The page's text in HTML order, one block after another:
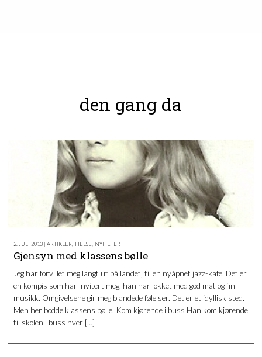
den gang da
2. JULI 2013 | ARTIKLER HELSE NYHETER
Gjensyn med klassens bølle
Jeg har forvillet meg langt ut på landet, til en nyåpnet jazz-kafe. Det er
en kompis som har invitert meg, han har lokket med god mat og fin
musikk. Omgivelsene gir meg blandede følelser. Det er et idyllisk sted.
Men her bodde klassens bølle. Kom kjørende i buss Han kom kjørende
til skolen i buss hver […]